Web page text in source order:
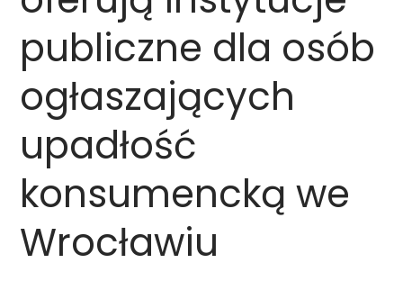
publiczne dla osób
ogłaszających
upadłość
konsumencką we
Wrocławiu